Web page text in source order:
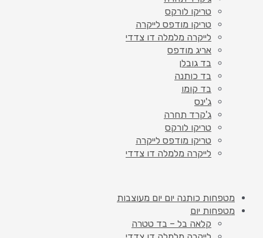
טריקו לורקס
טריקו מודפס לייקרה
לייקרה מלמלה דו צדדי
אריג מודפס
בד גובלן
בד כותנה
בד קומו
ג'ינס
ג'קרד תחרה
טריקו לורקס
טריקו מודפס לייקרה
לייקרה מלמלה דו צדדי
מטפחות כותנה יום יום מעוצבות
מטפחות יום
קלאה בל – בד טטרה